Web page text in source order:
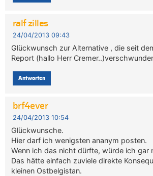
ralf zilles
24/04/2013 09:43
Glückwunsch zur Alternative , die seit
Report (hallo Herr
Antworten
brf4ever
24/04/2013 10:54
Glückwunsche.
Hier darf ich wenigsten ananym posten.
Wenn ich das nicht dürfte, würde ich gar
Das hätte einfach zuviele direkte
kleinen Ostbelgistan.